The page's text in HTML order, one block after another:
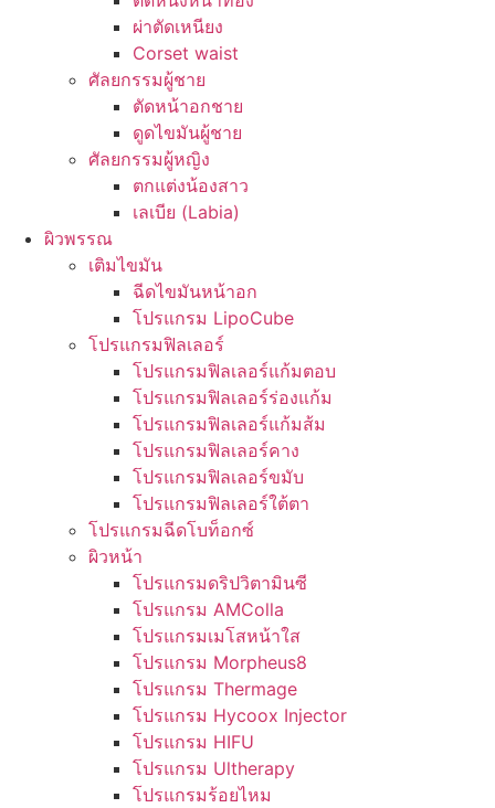
ผ่าตัดเหนียง
Corset waist
ศัลยกรรมผู้ชาย
ตัดหน้าอกชาย
ดูดไขมันผู้ชาย
ศัลยกรรมผู้หญิง
ตกแต่งน้องสาว
เลเบีย (Labia)
ผิวพรรณ
เติมไขมัน
ฉีดไขมันหน้าอก
โปรแกรม LipoCube
โปรแกรมฟิลเลอร์
โปรแกรมฟิลเลอร์แก้มตอบ
โปรแกรมฟิลเลอร์ร่องแก้ม
โปรแกรมฟิลเลอร์แก้มส้ม
โปรแกรมฟิลเลอร์คาง
โปรแกรมฟิลเลอร์ขมับ
โปรแกรมฟิลเลอร์ใต้ตา
โปรแกรมฉีดโบท็อกซ์
ผิวหน้า
โปรแกรมดริปวิตามินซี
โปรแกรม AMColla
โปรแกรมเมโสหน้าใส
โปรแกรม Morpheus8
โปรแกรม Thermage
โปรแกรม Hycoox Injector
โปรแกรม HIFU
โปรแกรม Ultherapy
โปรแกรมร้อยไหม